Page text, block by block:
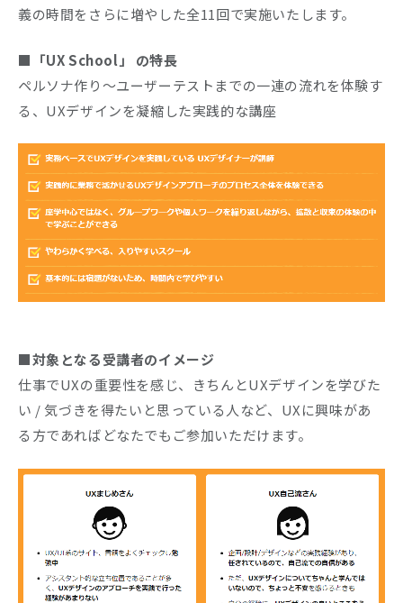
義の時間をさらに増やした全11回で実施いたします。
■「UX School」 の特長
ペルソナ作り～ユーザーテストまでの一連の流れを体験す
る、UXデザインを凝縮した実践的な講座
■対象となる受講者のイメージ
仕事でUXの重要性を感じ、きちんとUXデザインを学びた
い / 気づきを得たいと思っている人など、UXに興味があ
る方であればどなたでもご参加いただけます。